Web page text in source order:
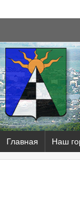
Главная Наш